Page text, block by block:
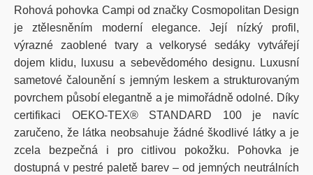
Rohová pohovka Campi od značky Cosmopolitan Design
je ztělesněním moderní elegance. Její nízký profil,
výrazné zaoblené tvary avelkorysé sedáky vytvářejí
dojem klidu, luxusu a sebevědomého designu.
Luxusní
sametové čalounění s jemným leskem a strukturovaným
povrchem působí elegantně a je mimořádně odolné. Díky
certifikaci OEKO-TEX® STANDARD 100 je navíc
zaručeno, že látka neobsahuje žádné škodlivé látky a je
zcela bezpečná i pro citlivou pokožku.
Pohovka je
dostupná v pestré paletě barev – od jemných neutrálních